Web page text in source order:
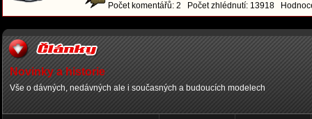
Počet komentářů: 2 Počet zhlédnutí: 13918
Novinky a historie
Vše o dávných, nedávných ale i současných a budoucích modelech